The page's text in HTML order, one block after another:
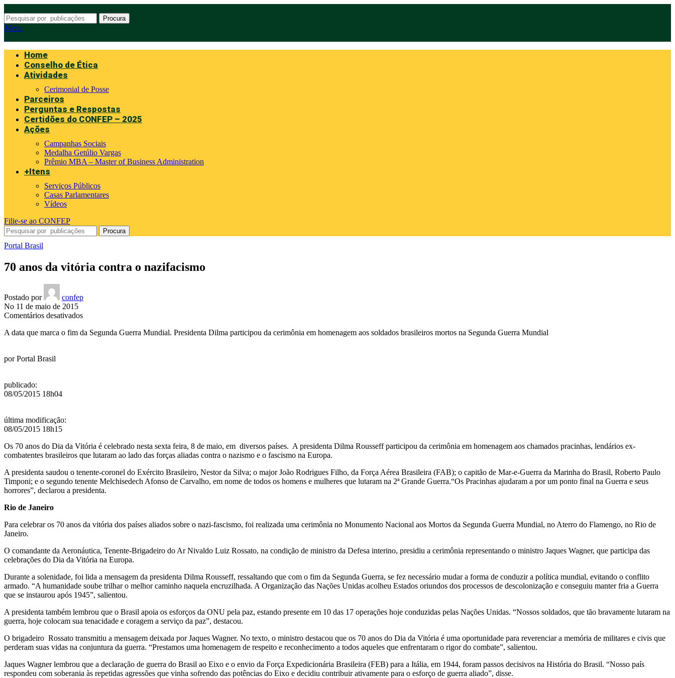
Procura
Menu
Home
Conselho de Ética
Atividades
Cerimonial de Posse
Parceiros
Perguntas e Respostas
Certidões do CONFEP – 2025
Ações
Campanhas Sociais
Medalha Getúlio Vargas
Prêmio MBA – Master of Business Administration
+Itens
Serviços Públicos
Casas Parlamentares
Vídeos
Filie-se ao CONFEP
Procura
Portal Brasil
70 anos da vitória contra o nazifacismo
Postado por
confep
No 11 de maio de 2015
Comentários desativadosem
anos
A data que marca o fim da Segunda Guerra Mundial. Presidenta Dilma participou da cerimônia em homenagem aos soldados brasileiros mortos na Segunda Guerra Mundial
porPortal Brasil
publicado:
08/05/2015 18h04
última modificação:
08/05/2015 18h15
Os 70 anos do Dia da Vitória é celebrado nesta sexta feira, 8 de maio, em diversos países. A presidenta Dilma Rousseff participou da cerimônia em homenagem aos chamados pracinhas, lendários ex-
combatentes brasileiros que lutaram ao lado das forças aliadas contra o nazismo e o fascismo na Europa.
A presidenta saudou o tenente-coronel do Exército Brasileiro, Nestor da Silva; o major João Rodrigues Filho, da Força Aérea Brasileira (FAB); o capitão de Mar-e-Guerra da Marinha do Brasil, Roberto Paulo
Timponi; e o segundo tenente Melchisedech Afonso de Carvalho, em nome de todos os homens e mulheres que lutaram na 2ª Grande Guerra.“Os Pracinhas ajudaram a por um ponto final na Guerra e seus
horrores”, declarou a presidenta.
Rio de Janeiro
Para celebrar os 70 anos da vitória dos países aliados sobre o nazi-fascismo, foi realizada uma cerimônia no Monumento Nacional aos Mortos da Segunda Guerra Mundial, no Aterro do Flamengo, no Rio de
Janeiro.
O comandante da Aeronáutica, Tenente-Brigadeiro do Ar Nivaldo Luiz Rossato, na condição de ministro da Defesa interino, presidiu a cerimônia representando o ministro Jaques Wagner, que participa das
celebrações do Dia da Vitória na Europa.
Durante a solenidade, foi lida a mensagem da presidenta Dilma Rousseff, ressaltando que com o fim da Segunda Guerra, se fez necessário mudar a forma de conduzir a política mundial, evitando o conflito
armado. “A humanidade soube trilhar o melhor caminho naquela encruzilhada. A Organização das Nações Unidas acolheu Estados oriundos dos processos de descolonização e conseguiu manter fria a Guerra
que se instaurou após 1945”, salientou.
A presidenta também lembrou que o Brasil apoia os esforços da ONU pela paz, estando presente em 10 das 17 operações hoje conduzidas pelas Nações Unidas. “Nossos soldados, que tão bravamente lutaram na
guerra, hoje colocam sua tenacidade e coragem a serviço da paz”, destacou.
O brigadeiro Rossato transmitiu a mensagem deixada por Jaques Wagner. No texto, o ministro destacou que os 70 anos do Dia da Vitória é uma oportunidade para reverenciar a memória de militares e civis que
perderam suas vidas na conjuntura da guerra. “Prestamos uma homenagem de respeito e reconhecimento a todos aqueles que enfrentaram o rigor do combate”, salientou.
Jaques Wagner lembrou que a declaração de guerra do Brasil ao Eixo e o envio da Força Expedicionária Brasileira (FEB) para a Itália, em 1944, foram passos decisivos na História do Brasil. “Nosso país
respondeu com soberania às repetidas agressões que vinha sofrendo das potências do Eixo e decidiu contribuir ativamente para o esforço de guerra aliado”, disse.